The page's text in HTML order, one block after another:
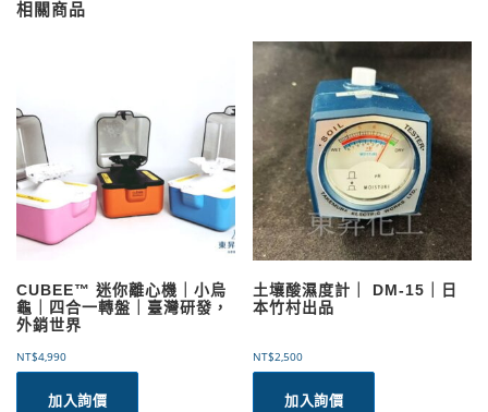
相關商品
CUBEE™ 迷你離心機｜小烏
龜｜四合一轉盤｜臺灣研發，
外銷世界
NT$4,990
加入詢價
土壤酸濕度計｜ DM-15｜日
本竹村出品
NT$2,500
加入詢價